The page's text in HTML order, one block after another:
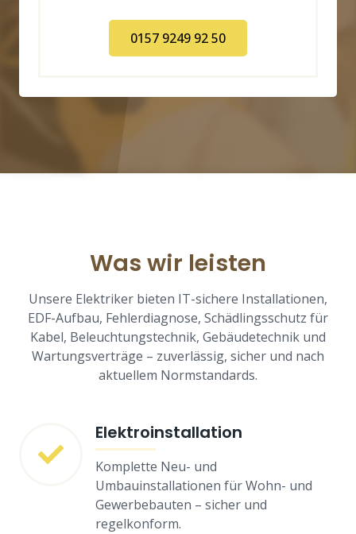
0157 9249 92 50
Was wir leisten
Unsere Elektriker bieten IT-sichere Installationen,
EDF-Aufbau, Fehlerdiagnose, Schädlingsschutz für
Kabel, Beleuchtungstechnik, Gebäudetechnik und
Wartungsverträge – zuverlässig, sicher und nach
aktuellem Normstandards.
Elektroinstallation
Komplette Neu- und
Umbauinstallationen für Wohn- und
Gewerbebauten – sicher und
regelkonform.